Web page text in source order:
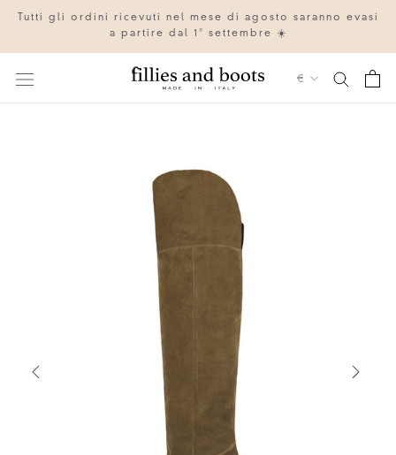
contenuto
Tutti gli ordini ricevuti nel mese di agosto saranno evasi
a partire dal 1° settembre ☀️
Valuta
€